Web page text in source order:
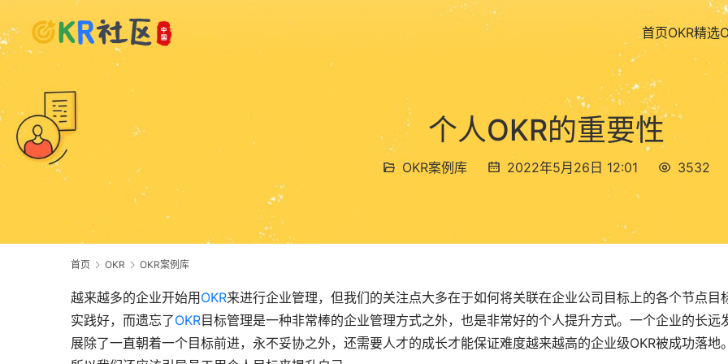
首页OKR精选
个人OKR的重要性
OKR案例库 2022年5月26日 12:01 3532
首页 OKR OKR案例库
越来越多的企业开始用 OKR来进行企业管理，但我们的关注点大多在于如何将关联在企业公司目标上的各个节点目
实践好，而遗忘了OKR目标管理是一种非常棒的企业管理方式之外，也是非常好的个人提升方式。一个企业的长远
展除了一直朝着一个目标前进，永不妥协之外，还需要人才的成长才能保证难度越来越高的企业级OKR被成功落地